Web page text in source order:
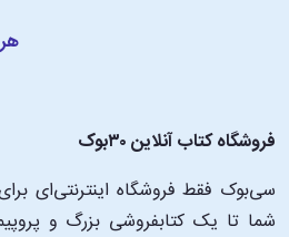
فروشگاه کتاب آنلاین ۳۰بوک
سی‌بوک فقط فروشگاه اینترنتی‌ای